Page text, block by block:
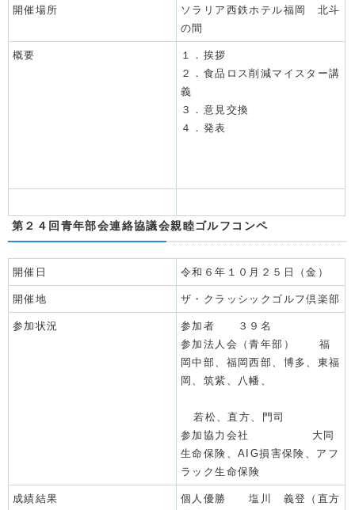
開催場所
ソラリア西鉄ホテル福岡 北斗
の間
概要
１．挨拶
２．食品ロス削減マイスター講
義
３．意見交換
４．発表
第２４回青年部会連絡協議会親睦ゴルフコンペ
開催日 令和６年１０月２５日（金）
開催地 ザ・クラッシックゴルフ倶楽部
参加状況
参加者 ３９名
参加法人会（青年部）
福
岡中部、福岡西部、博多、東福
岡、筑紫、八幡、
若松、直方、門司
参加協力会社 大同
生命保険、AIG損害保険、アフ
ラック生命保険
成績結果
個人優勝 塩川 義登（直方